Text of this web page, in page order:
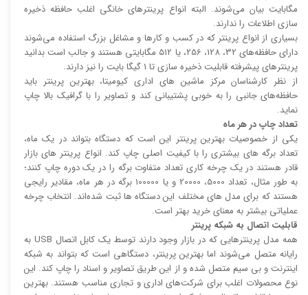
مگابایت بیان می‌شوند. البته انواع پرینتر‌های خانگی اغلب حافظه ذخیره
سازی اطلاعات را ندارند.
بسیاری از انواع پرینتر که در کسب و کار‌ها و مشاغل بزرگ استفاده می‌شوند
دارای حافظه‌های 32، 128، 256، یا 512 مگابایتی هستند و جالب است بدانید
پرینتر‌های پیشرفته قابلیت ذخیره سازی تا 1 گیگا بایت را نیز دارند.
از نظر کارشناسان مرکز ماشین های اداری کیومیتا، بهترین پرینتر باید
حافظه‌های جانبی را به خوبی پشتیبانی کند و تصاویر را با گرافیک بالا چاپ
نماید.
تعداد چاپ در هر ماه
یکی از خصوصیات بهترین پرینتر این است که دستگاه بتواند در یک ماه،
تعداد برگه های بیشتری را با کیفیت اصلی چاپ کند. انواع پرینتر های بازار
قادر هستند در یک چرخه کاری تعداد متفاوت برگه را در یک دوره چاپ کنند؛
به طور مثال، تعداد 5000، 20000 و یا 100000 برگه در هر ماه، مقادیر رایجی
هستند که برای مدل های مختلف این دستگاه ها ثبت شده‌اند. انتخاب چرخه
عملیاتی بیشتر به معنای خرید بهتر است.
قابلیت اتصال به شبکه پرینتر
همه مدل پرینتر‌هایی که در بازار وجود دارند توسط یک کابل اتصال USB به
رایانه متصل می‌شوند اما بهترین پرینتر، دستگاهی است که بتواند به شبکه
اینترنت و بی سیم متصل شده و از این طریق تصاویر و اسناد را چاپ کند. این
نوع محصولات اغلب برای شرکت‌های اداری و تجاری مناسب هستند. بهترین